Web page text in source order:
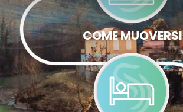
COME MUOVERSI